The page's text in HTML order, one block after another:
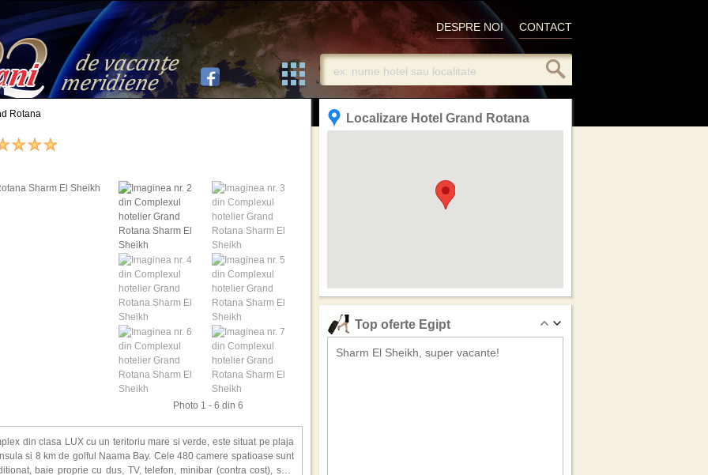
CONTACT
DESPRE NOI
Rotana
Photo 1 - 6 din 6
din clasa LUX cu un teritoriu mare si verde, este situat pe plaja
si 8 km de golful Naama Bay. Cele 480 camere spatioase sunt
baie proprie cu dus, TV, telefon, minibar (contra cost), seif,
Localizare Hotel Grand Rotana
Top oferte Egipt
Sharm El Sheikh, super vacante!